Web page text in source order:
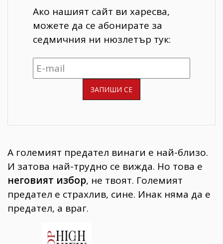
Ако нашият сайт ви харесва,
можете да се абонирате за
седмичния ни нюзлетър тук:
А големият предател винаги е най-близо.
И затова най-трудно се вижда. Но това е
неговият избор, не твоят. Големият
предател е страхлив, сине. Инак няма да е
предател, а враг.